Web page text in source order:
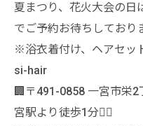
夏まつり、花火大会の日
でご予約お待ちしており
※浴衣着付け、ヘアセッ
si-hair
🏢〒491-0858 一宮市栄
宮駅より徒歩1分🚶‍♀️